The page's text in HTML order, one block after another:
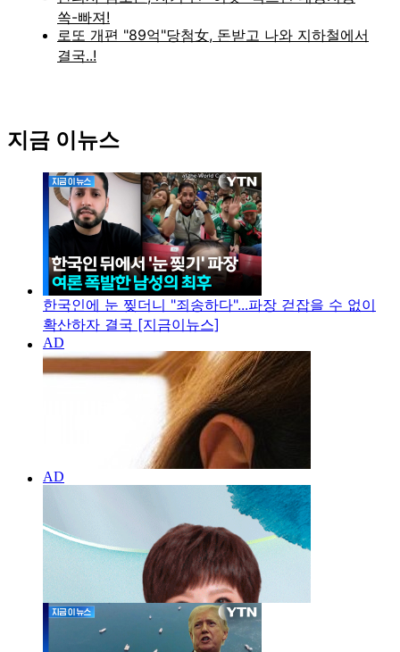
지금 이뉴스
한국인에 눈 찢더니 "죄송하다"...파장 걷잡을 수 없이
확산하자 결국 [지금이뉴스]